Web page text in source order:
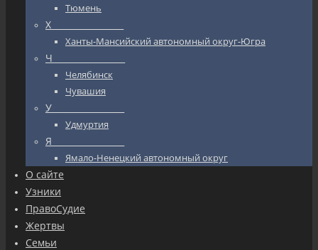
Тюмень
Х_________________
Ханты-Мансийский автономный округ-Югра
Ч_________________
Челябинск
Чувашия
У_________________
Удмуртия
Я_________________
Ямало-Ненецкий автономный округ
О сайте
Узники
ПравоСудие
Жертвы
Семьи